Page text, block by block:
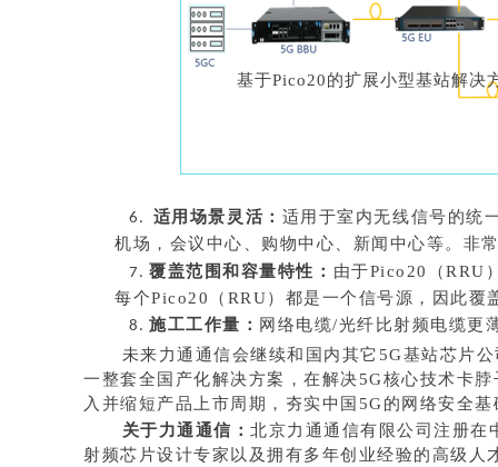
基于Pico20的扩展小型基站解决
6. 适用场景灵活： 适用于室内无线信号的统
机场，会议中心、购物中心、新闻中心等。 非
7. 覆盖范围和容量特性： 由于Pico20（RRU
每个Pico20（ RRU）都是一个信号源，因此覆
8. 施工工作量： 网络电缆/光纤比射频电缆更
未来力通通信会继续和国内其它5G基站芯片
一整套全国产化解决方案，在解决5G核心技术卡
入并缩短产品上市周期，夯实中国5G的网络安全基
关于力通通信：北京力通通信有限公司注册在
射频芯片设计专家以及拥有多年创业经验的高级人